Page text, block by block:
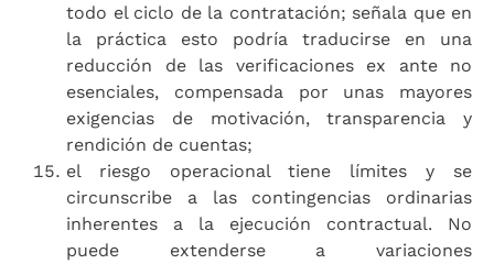
todo el ciclo de la contratación; señala que en
la práctica esto podría traducirse en una
reducción de las verificaciones ex ante no
esenciales, compensada por unas mayores
exigencias de motivación, transparencia y
rendición de cuentas;
el riesgo operacional tiene límites y se
circunscribe a las contingencias ordinarias
inherentes a la ejecución contractual. No
puede extenderse a variaciones